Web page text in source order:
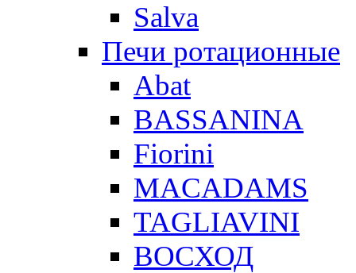
Salva
Печи ротационные
Abat
BASSANINA
Fiorini
MACADAMS
TAGLIAVINI
ВОСХОД